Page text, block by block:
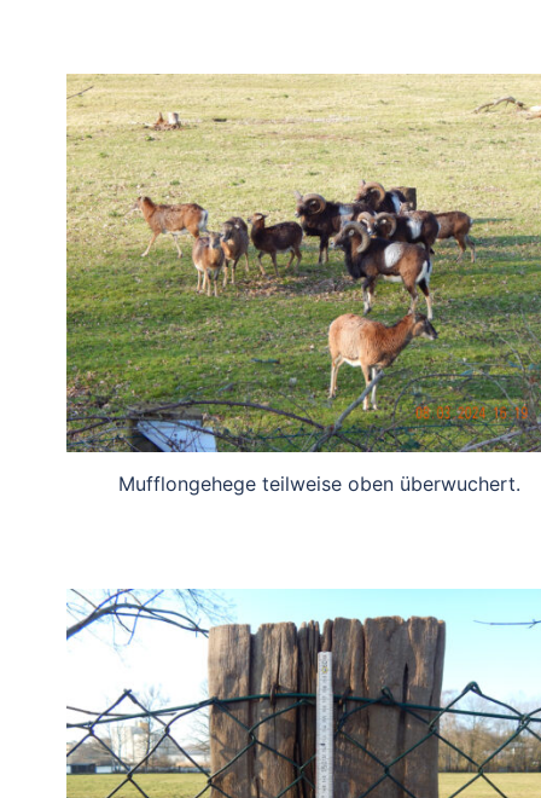
Mufflongehege teilweise oben überwuchert.